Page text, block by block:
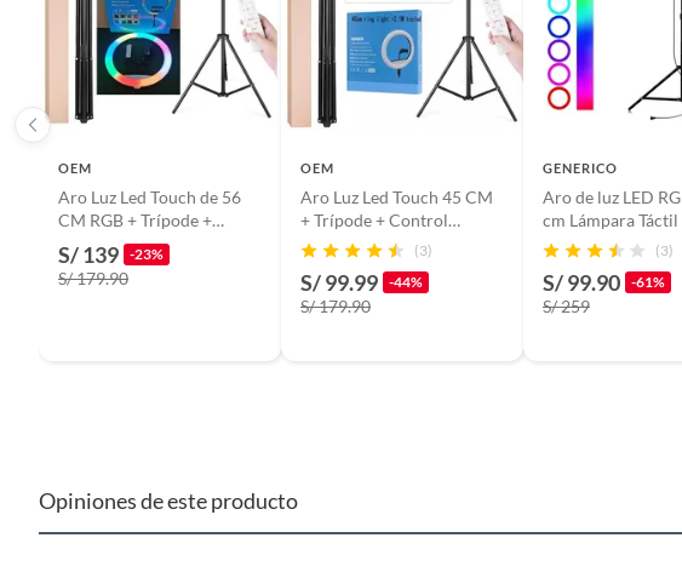
OEM
Aro Luz Led Touch de 56
CM RGB + Trípode +
Control Remoto
S/ 139 -23%
S/ 179.90
OEM
Aro Luz Led Touch 45 CM
+ Trípode + Control
Remoto para 3 Celulares
(3)
S/ 99.99 -44%
S/ 179.90
GENERICO
Aro de luz LED
cm Lámpara Táctil
Trípode + Control
(3)
S/ 99.90 -61%
S/ 259
Opiniones de este producto